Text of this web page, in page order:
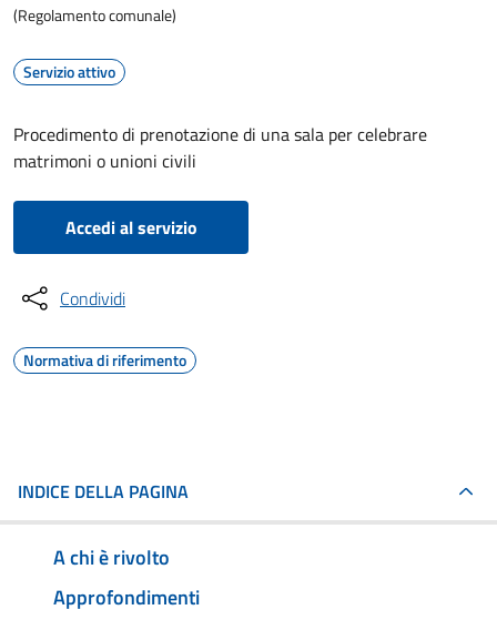
(Regolamento comunale)
Servizio attivo
Procedimento di prenotazione di una sala per celebrare
matrimoni o unioni civili
Accedi al servizio
Condividi
Normativa di riferimento
INDICE DELLA PAGINA
A chi è rivolto
Approfondimenti